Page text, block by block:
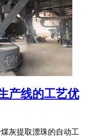
产线的工艺优
灰提取漂珠的自动工